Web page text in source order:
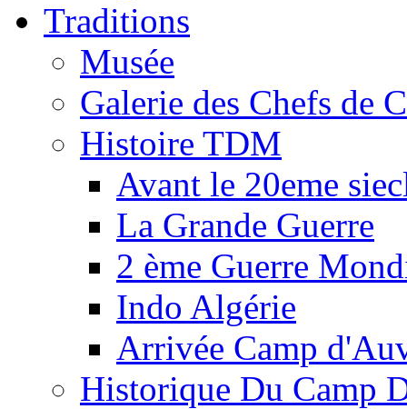
Traditions
Musée
Galerie des Chefs de
Histoire TDM
Avant le 20eme
La Grande Guerre
2 ème Guerre
Indo Algérie
Arrivée Camp
Historique Du Camp